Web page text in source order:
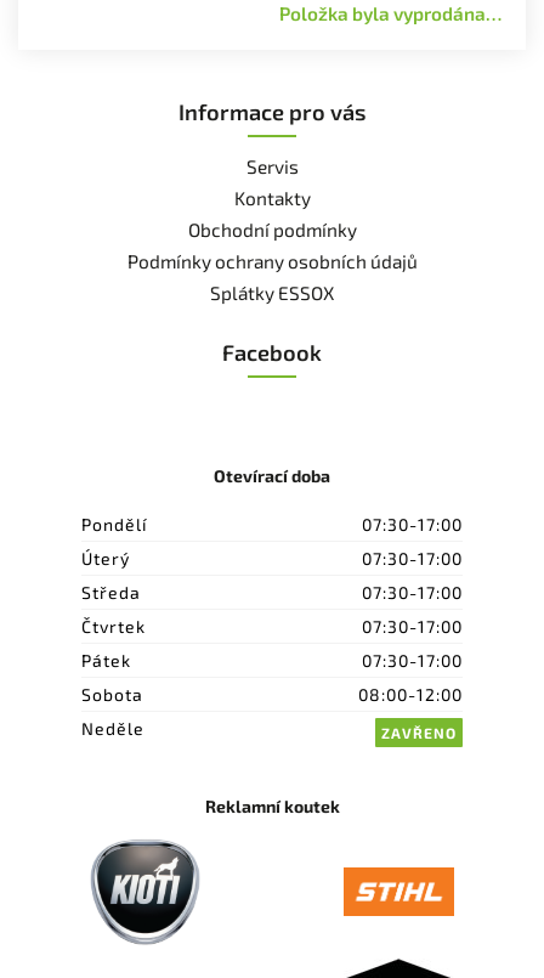
Položka byla vyprodána…
Informace pro vás
Servis
Kontakty
Obchodní podmínky
Podmínky ochrany osobních údajů
Splátky ESSOX
Facebook
Otevírací doba
Pondělí
07:30-17:00
Úterý
07:30-17:00
Středa
07:30-17:00
Čtvrtek
07:30-17:00
Pátek
07:30-17:00
Sobota
08:00-12:00
Neděle
ZAVŘENO
Reklamní koutek